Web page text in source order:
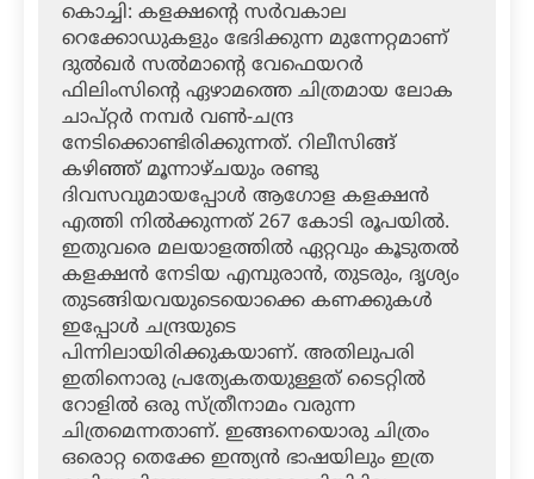
കൊച്ചി: കളക്ഷന്റെ സര്‍വകാല
റെക്കോഡുകളും ഭേദിക്കുന്ന മുന്നേറ്റമാണ്
ദുല്‍ഖര്‍ സല്‍മാന്റെ വേഫെയറര്‍
ഫിലിംസിന്റെ ഏഴാമത്തെ ചിത്രമായ ലോക
ചാപ്റ്റര്‍ നമ്പര്‍ വണ്‍-ചന്ദ്ര
നേടിക്കൊണ്ടിരിക്കുന്നത്. റിലീസിങ്ങ്
കഴിഞ്ഞ് മൂന്നാഴ്ചയും രണ്ടു
ദിവസവുമായപ്പോള്‍ ആഗോള കളക്ഷന്‍
എത്തി നില്‍ക്കുന്നത് 267 കോടി രൂപയില്‍.
ഇതുവരെ മലയാളത്തില്‍ ഏറ്റവും കൂടുതല്‍
കളക്ഷന്‍ നേടിയ എമ്പുരാന്‍, തുടരും, ദൃശ്യം
തുടങ്ങിയവയുടെയൊക്കെ കണക്കുകള്‍
ഇപ്പോള്‍ ചന്ദ്രയുടെ
പിന്നിലായിരിക്കുകയാണ്. അതിലുപരി
ഇതിനൊരു പ്രത്യേകതയുള്ളത് ടൈറ്റില്‍
റോളില്‍ ഒരു സ്ത്രീനാമം വരുന്ന
ചിത്രമെന്നതാണ്. ഇങ്ങനെയൊരു ചിത്രം
ഒരൊറ്റ തെക്കേ ഇന്ത്യന്‍ ഭാഷയിലും ഇത്ര